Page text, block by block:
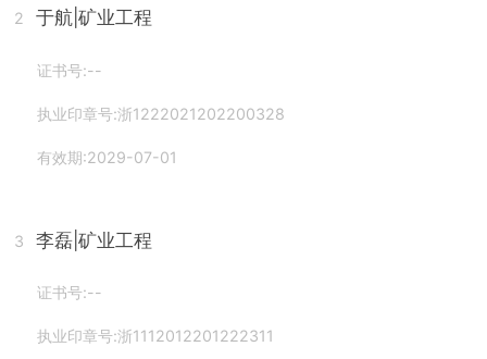
2 于航 |矿业工程
证书号:--
执业印章号:浙1222021202200328
有效期:2029-07-01
3 李磊 |矿业工程
证书号:--
执业印章号:浙1112012201222311